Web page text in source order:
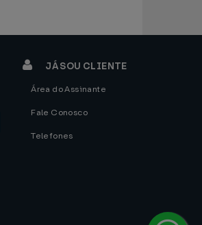
JÁ SOU CLIENTE
Área do Assinante
Fale Conosco
Telefones